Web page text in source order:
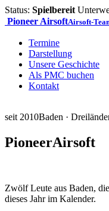
Status: Spielbereit
Pioneer AirsoftAirsoft-
Termine
Darstellung
Unsere Geschichte
Als PMC buchen
Kontakt
seit 2010Baden ·
PioneerAirsoft
Zwölf Leute aus Baden,
dieses Jahr im Kalender.